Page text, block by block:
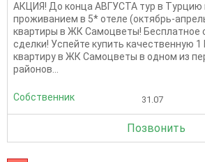
АКЦИЯ! До конца АВГУСТА тур в Турцию
проживанием в 5* отеле (октябрь-
квартиры в ЖК Самоцветы! Бесплатное
сделки! Успейте купить качественную
квартиру в ЖК Самоцветы в одном из
районов...
Собственник 31.07
Позвонить